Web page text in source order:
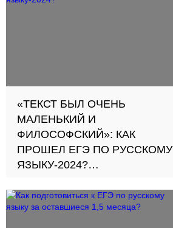
на ОГЭ и насколько сложным
«ТЕКСТ БЫЛ ОЧЕНЬ
МАЛЕНЬКИЙ И
ФИЛОСОФСКИЙ»: КАК
ПРОШЕЛ ЕГЭ ПО РУССКОМУ
ЯЗЫКУ-2024?
впечатлениями от первого
обязательного экзамена